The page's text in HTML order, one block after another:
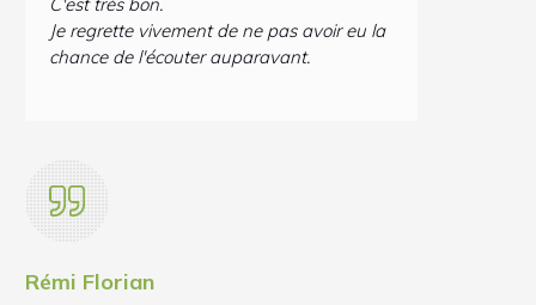
Je regrette vivement de ne pas avoir eu la
chance de l'écouter auparavant.
Rémi Florian